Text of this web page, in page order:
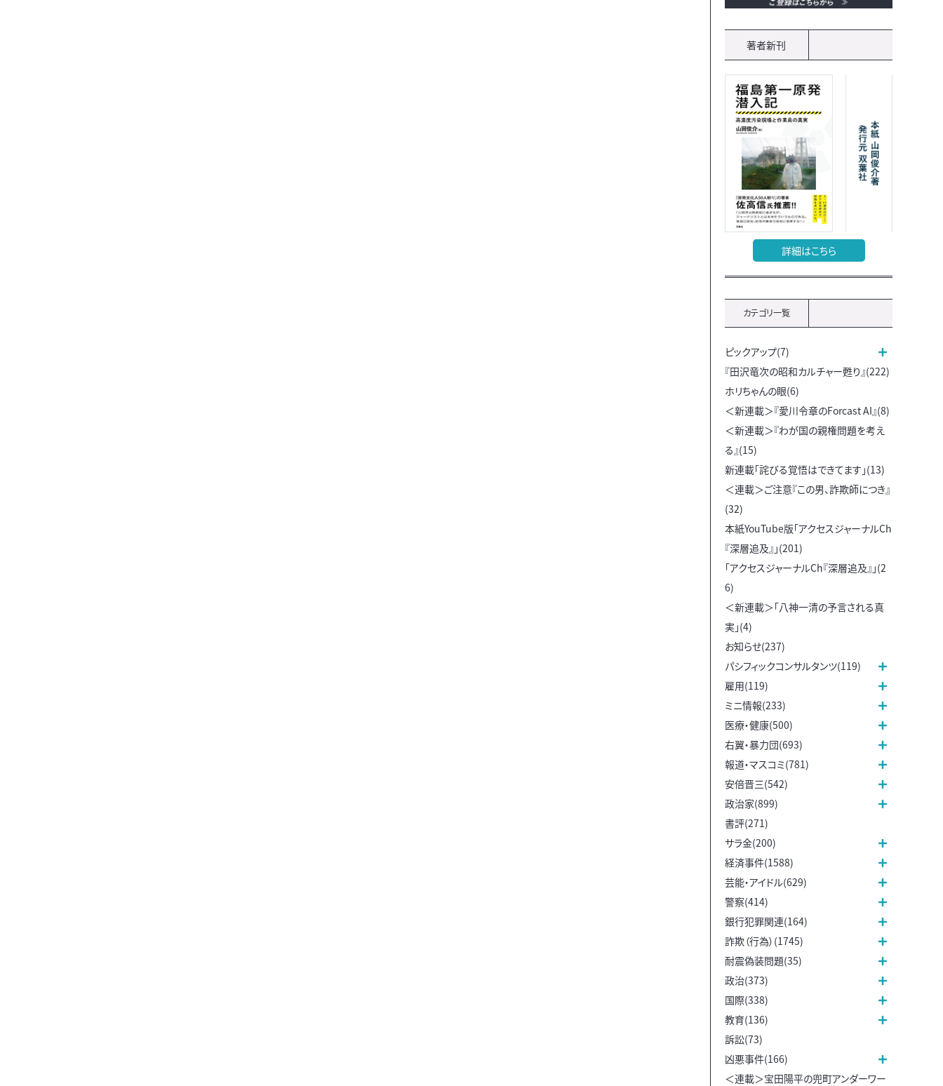
著者新刊
詳細はこちら
カテゴリ一覧
ピックアップ(7)
『田沢竜次の昭和カルチャー甦り』(222)
ホリちゃんの眼(6)
＜新連載＞『愛川令章のForcast AI』(8)
＜新連載＞『わが国の親権問題を考え
る』(15)
新連載「詫びる覚悟はできてます」(13)
＜連載＞ご注意『この男、詐欺師につき』
(32)
本紙YouTube版「アクセスジャーナルCh
『深層追及』」(201)
「アクセスジャーナルCh『深層追及』」(2
6)
＜新連載＞「八神一清の予言される真
実」(4)
お知らせ(237)
パシフィックコンサルタンツ(119)
雇用(119)
ミニ情報(233)
医療・健康(500)
右翼・暴力団(693)
報道・マスコミ(781)
安倍晋三(542)
政治家(899)
書評(271)
サラ金(200)
経済事件(1588)
芸能・アイドル(629)
警察(414)
銀行犯罪関連(164)
詐欺（行為）(1745)
耐震偽装問題(35)
政治(373)
国際(338)
教育(136)
訴訟(73)
凶悪事件(166)
＜連載＞宝田陽平の兜町アンダーワー